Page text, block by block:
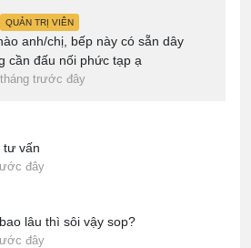
QUẢN TRỊ VIÊN
anh/chị, bếp này có sẵn dây
cần đấu nối phức tạp ạ
trước đây
tư vấn
đây
lâu thì sôi vậy sop?
đây